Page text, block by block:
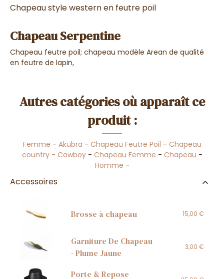
Chapeau style western en feutre poil
Chapeau Serpentine
Chapeau feutre poil; chapeau modèle Arean de qualité
en feutre de lapin,
Autres catégories où apparaît ce
produit :
Femme - Akubra - Chapeau Feutre Poil - Chapeau
country - Cowboy- Chapeau Femme - Chapeau -
Homme -
Accessoires
Brosse à chapeau 15,00 €
Garniture De Chapeau
- Plume Jaune
3,00 €
Porte & Repose